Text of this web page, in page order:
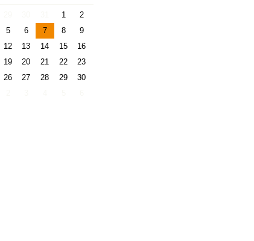
1
2
5 6 7 8
9
12 13 14 15
16
19 20 21 22
23
26 27 28 29
30